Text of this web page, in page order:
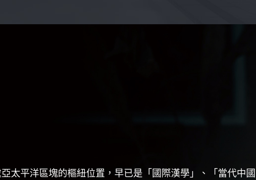
太平洋區塊的樞紐位置，早已是「國際漢學」、「當代中國